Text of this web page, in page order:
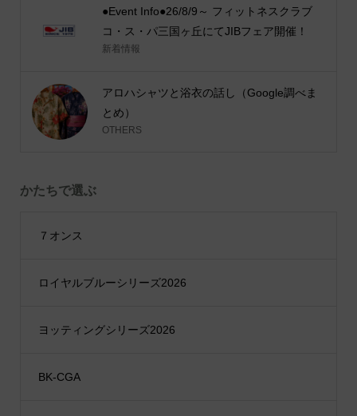
●Event Info●26/8/9～ フィットネスクラブ
コ・ス・パ三国ヶ丘にてJIBフェア開催！
新着情報
アロハシャツと浴衣の話し（Google調べま
とめ）
OTHERS
かたちで選ぶ
７オンス
ロイヤルブルーシリーズ2026
ヨッティングシリーズ2026
BK-CGA